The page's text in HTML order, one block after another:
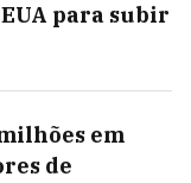
para subir
em
de